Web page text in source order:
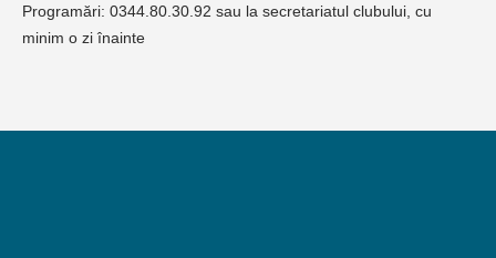
Programări: 0344.80.30.92 sau la secretariatul clubului, cu
minim o zi înainte